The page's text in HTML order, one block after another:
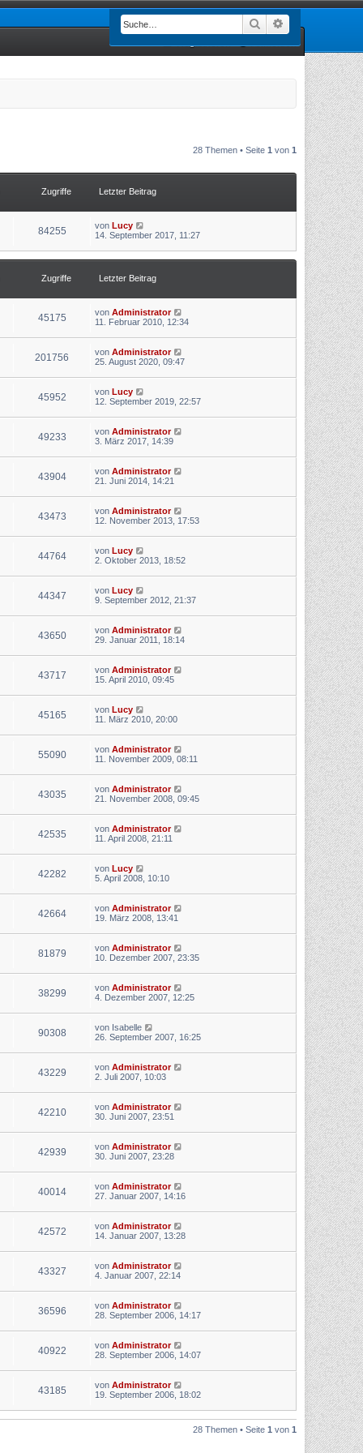
Suche
28 Themen • Seite 1 von 1
Zugriffe Letzter Beitrag
84255 von Lucy
14. September 2017, 11:27
Zugriffe Letzter Beitrag
45175 von Administrator
11. Februar 2010, 12:34
201756 von Administrator
25. August 2020, 09:47
45952 von Lucy
12. September 2019, 22:57
49233 von Administrator
3. März 2017, 14:39
43904 von Administrator
21. Juni 2014, 14:21
43473 von Administrator
12. November 2013, 17:53
44764 von Lucy
2. Oktober 2013, 18:52
44347 von Lucy
9. September 2012, 21:37
43650 von Administrator
29. Januar 2011, 18:14
43717 von Administrator
15. April 2010, 09:45
45165 von Lucy
11. März 2010, 20:00
55090 von Administrator
11. November 2009, 08:11
43035 von Administrator
21. November 2008, 09:45
42535 von Administrator
11. April 2008, 21:11
42282 von Lucy
5. April 2008, 10:10
42664 von Administrator
19. März 2008, 13:41
81879 von Administrator
10. Dezember 2007, 23:35
38299 von Administrator
4. Dezember 2007, 12:25
90308 von Isabelle
26. September 2007, 16:25
43229 von Administrator
2. Juli 2007, 10:03
42210 von Administrator
30. Juni 2007, 23:51
42939 von Administrator
30. Juni 2007, 23:28
40014 von Administrator
27. Januar 2007, 14:16
42572 von Administrator
14. Januar 2007, 13:28
43327 von Administrator
4. Januar 2007, 22:14
36596 von Administrator
28. September 2006, 14:17
40922 von Administrator
28. September 2006, 14:07
43185 von Administrator
19. September 2006, 18:02
28 Themen • Seite 1 von 1